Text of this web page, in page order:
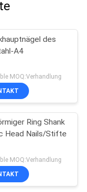
des
A4
MOQ:Verhandlung
Ring Shank
Head Nails/Stifte
MOQ:Verhandlung